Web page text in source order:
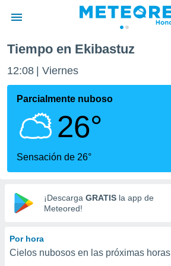
de
ha sido
que se
calidad.
a este
las
y
digital
basada
Tiempo en Ekibastuz
12:08 Viernes
Parcialmente nuboso
26°
Sensación de 26°
¡Descarga GRATIS la app de
Meteored!
Por hora
Cielos nubosos en las próximas horas